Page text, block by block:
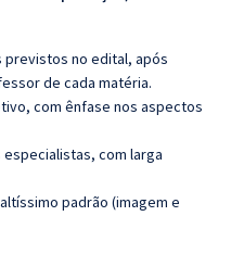
previstos no edital, após
de cada matéria.
com ênfase nos aspectos
com larga
padrão (imagem e